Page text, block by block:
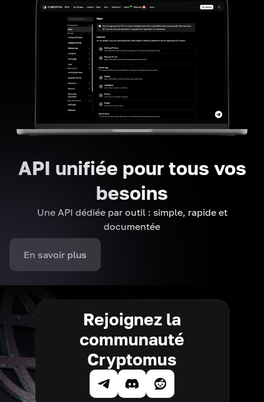
API unifiée pour tous vos
besoins
Une API dédiée par outil : simple, rapide et
documentée
En savoir plus
Rejoignez la
communauté
Cryptomus